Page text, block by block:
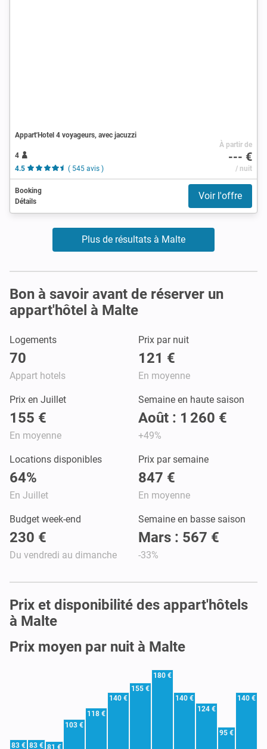
Appart'Hotel 4 voyageurs, avec jacuzzi
4
4.5
( 545 avis )
À partir de
--- €
/ nuit
Booking
Détails
Voir l'offre
Plus de résultats à Malte
Bon à savoir avant de réserver un
appart'hôtel à Malte
Logements
70
Appart hotels
Prix par nuit
121 €
En moyenne
Prix en Juillet
155 €
En moyenne
Semaine en haute saison
Août : 1 260 €
+49%
Locations disponibles
64%
En Juillet
Prix par semaine
847 €
En moyenne
Budget week-end
230 €
Du vendredi au dimanche
Semaine en basse saison
Mars : 567 €
-33%
Prix et disponibilité des appart'hôtels
à Malte
Prix moyen par nuit à Malte
83 € 83 € 81 €
103 €
118 €
140 €
155 €
180 €
140 €
124 €
95 €
140 €